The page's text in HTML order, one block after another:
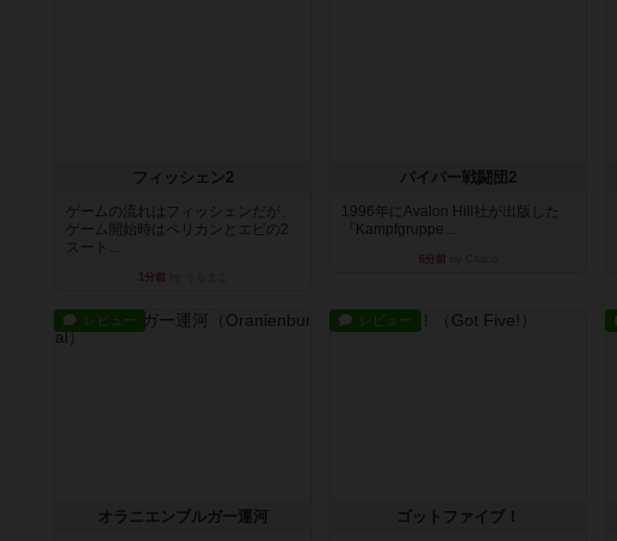
フィッシェン2
ゲームの流れはフィッシェンだが、
ゲーム開始時はペリカンとエビの2
スート...
1分前
パイパー戦闘団2
1996年にAvalon Hill社が出版した
『Kampfgruppe...
6分前
レビュー
オラニエンブルガー運河
レビュー
ゴットファイブ！